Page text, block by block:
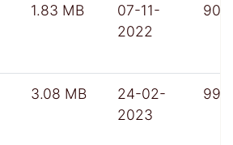
1.83 MB
07-11-
2022
905
3.08 MB
24-02-
2023
991